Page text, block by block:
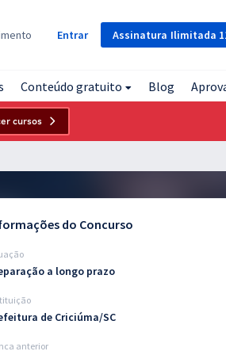
Assinatura Ilimitada
Entrar
Conteúdo gratuito Blog
cursos
do Concurso
a longo prazo
de Criciúma/SC
anterior